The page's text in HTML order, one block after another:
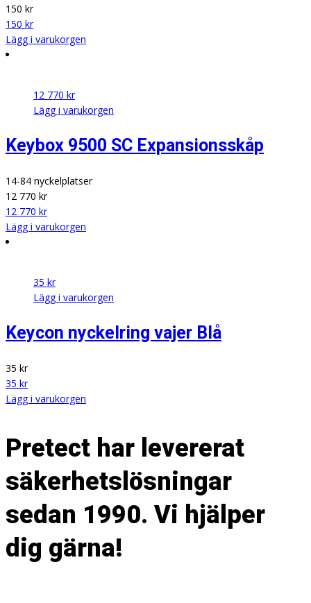
150 kr
150 kr
Lägg i varukorgen
12 770 kr
Lägg i varukorgen
Keybox 9500 SC Expansionsskåp
14-84 nyckelplatser
12 770 kr
12 770 kr
Lägg i varukorgen
35 kr
Lägg i varukorgen
Keycon nyckelring vajer Blå
35 kr
35 kr
Lägg i varukorgen
Pretect har levererat
säkerhetslösningar
sedan 1990. Vi hjälper
dig gärna!